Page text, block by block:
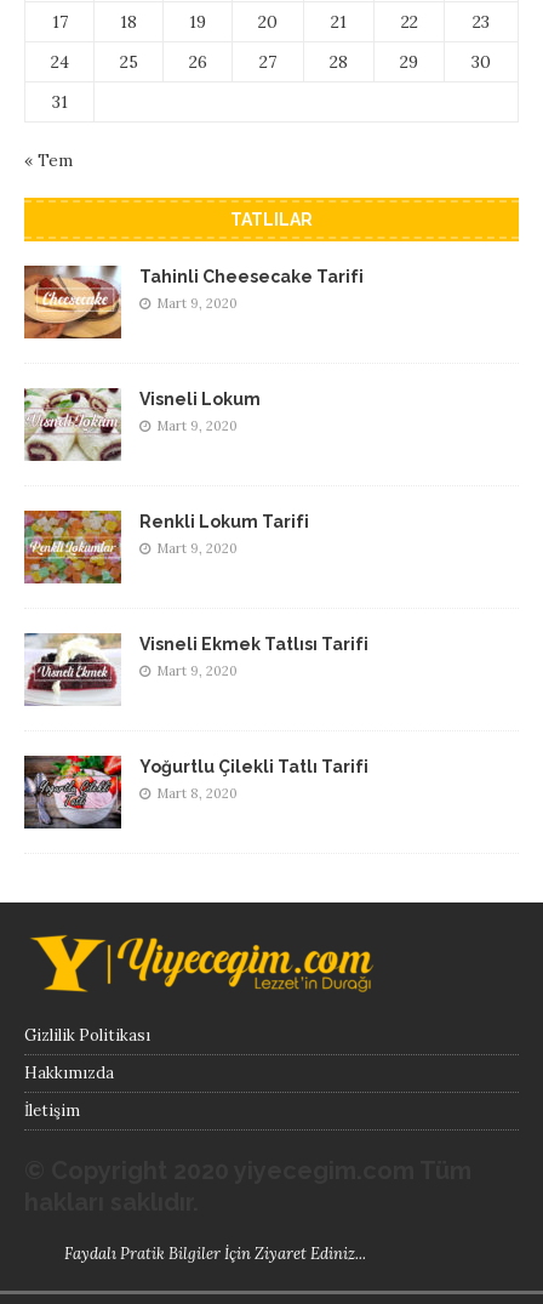
17
18 19 20 21 22
23
24
25 26 27 28 29
30
31
« Tem
TATLILAR
Tahinli Cheesecake Tarifi
Mart 9, 2020
Visneli Lokum
Mart 9, 2020
Renkli Lokum Tarifi
Mart 9, 2020
Visneli Ekmek Tatlısı Tarifi
Mart 9, 2020
Yoğurtlu Çilekli Tatlı Tarifi
Mart 8, 2020
Gizlilik Politikası
Hakkımızda
İletişim
FaydalıPratik Bilgilerİçin Ziyaret Ediniz...